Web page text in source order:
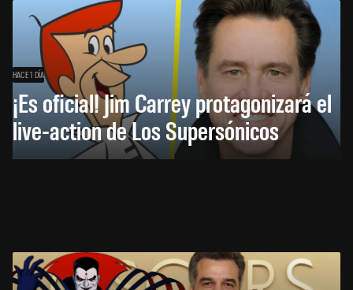
HACE 1 DÍA
¡Es oficial! Jim Carrey protagonizará el
live-action de Los Supersónicos